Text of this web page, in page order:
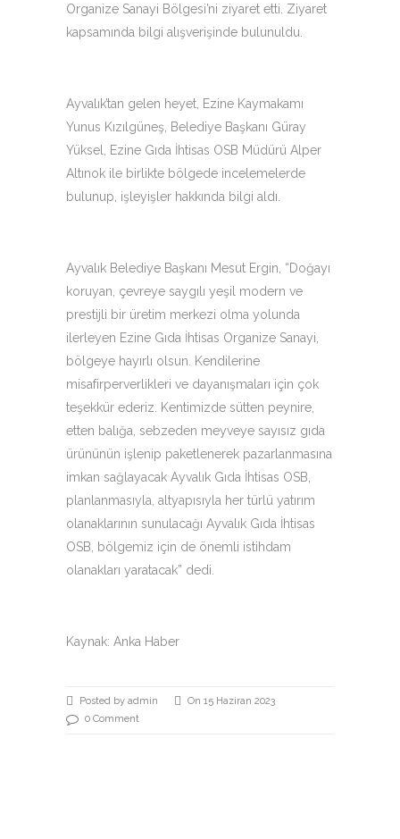
Organize Sanayi Bölgesi’ni ziyaret etti. Ziyaret
kapsamında bilgi alışverişinde bulunuldu.
Ayvalık’tan gelen heyet, Ezine Kaymakamı
Yunus Kızılgüneş, Belediye Başkanı Güray
Yüksel, Ezine Gıda İhtisas OSB Müdürü Alper
Altınok ile birlikte bölgede incelemelerde
bulunup, işleyişler hakkında bilgi aldı.
Ayvalık Belediye Başkanı Mesut Ergin, “Doğayı
koruyan, çevreye saygılı yeşil modern ve
prestijli bir üretim merkezi olma yolunda
ilerleyen Ezine Gıda İhtisas Organize Sanayi,
bölgeye hayırlı olsun. Kendilerine
misafirperverlikleri ve dayanışmaları için çok
teşekkür ederiz. Kentimizde sütten peynire,
etten balığa, sebzeden meyveye sayısız gıda
ürününün işlenip paketlenerek pazarlanmasına
imkan sağlayacak Ayvalık Gıda İhtisas OSB,
planlanmasıyla, altyapısıyla her türlü yatırım
olanaklarının sunulacağı Ayvalık Gıda İhtisas
OSB, bölgemiz için de önemli istihdam
olanakları yaratacak” dedi.
Kaynak: Anka Haber
Posted by admin
On 15 Haziran 2023
0 Comment